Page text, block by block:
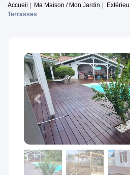
Accueil Ma Maison / Mon Jardin
Terrasses
Previous